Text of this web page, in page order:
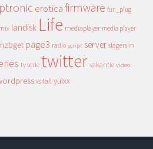
erotica firmware fun_plug
landisk Life mediaplayer media player
nzbget page3 radio script server slagers in
tv serie twitter vakantie video
xs4all yuixx